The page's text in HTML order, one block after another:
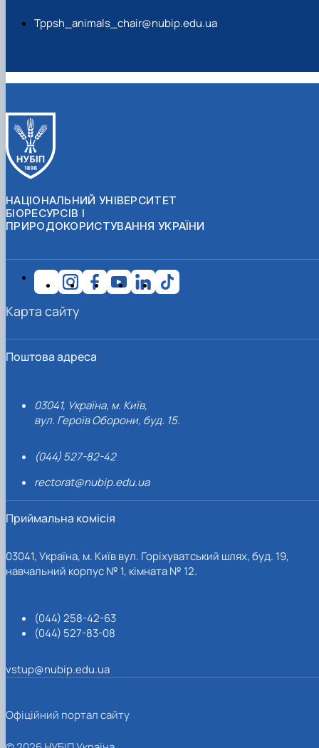
Tppsh_animals_chair@nubip.edu.ua
НАЦІОНАЛЬНИЙ УНІВЕРСИТЕТ
БІОРЕСУРСІВ І
ПРИРОДОКОРИСТУВАННЯ УКРАЇНИ
Поштова адреса
03041, Україна, м. Київ,
вул. Героїв Оборони, буд. 15.
(044) 527-82-42
rectorat@nubip.edu.ua
Приймальна комісія
03041, Україна, м. Київ вул. Горіхуватський шлях, буд. 19,
навчальний корпус № 1, кімната № 12.
(044) 258-42-63
(044) 527-83-08
vstup@nubip.edu.ua
Карта сайту
Офіційний портал сайту